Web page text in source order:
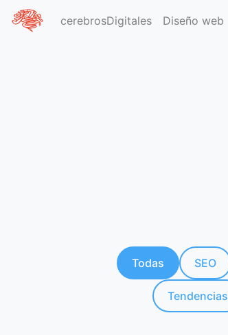
cerebrosDigitales Diseño web
Todas SEO
Tendencias